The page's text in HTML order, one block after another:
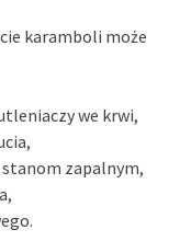
karamboli może
we krwi,
stanom zapalnym,